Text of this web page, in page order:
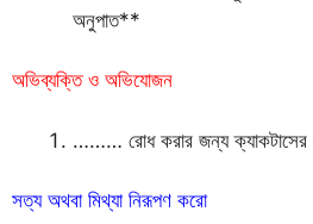
অনুপাত**
অভিব্যক্তি ও অভিযোজন
……… রোধ করার জন্য ক্যাকটাসের
সত্য অথবা মিথ্যা নিরূপণ করো